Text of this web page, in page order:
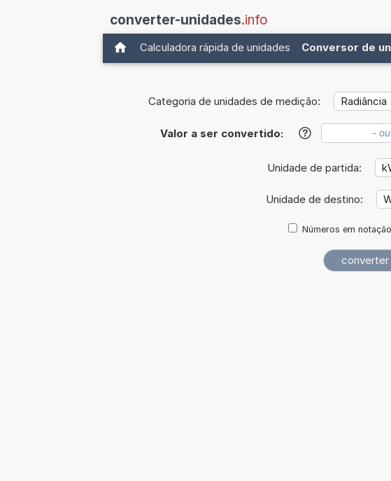
converter-unidades.info
Calculadora rápida de unidades Conversor de
Categoria de unidades de medição:
Valor a ser convertido: ?
Unidade de partida:
Unidade de destino:
Números em